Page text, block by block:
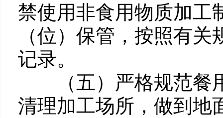
禁使用非食用物质加工
（位）保管，按照有
记录。
（五）严格规范餐用
清理加工场所，做到地